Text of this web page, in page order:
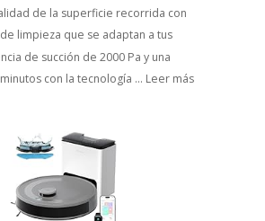
de la superficie recorrida con
limpieza que se adaptan a tus
de succión de 2000 Pa y una
con la tecnología ... Leer más